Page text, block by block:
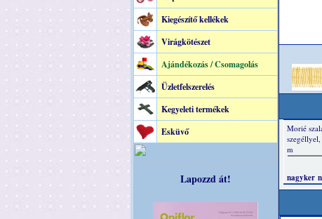
Kiegészítő kellékek
Virágkötészet
Ajándékozás / Csomagolás
Üzletfelszerelés
Kegyeleti termékek
Esküvő
Lapozzd át!